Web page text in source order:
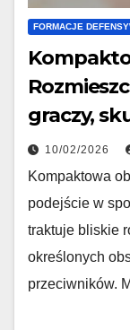
FORMACJE
graczy,
10/02/2026
Kompaktowa
podejście w
traktuje bliskie
określonych
przeciwników.